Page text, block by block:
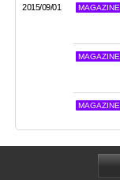
2015/09/01 MAGAZINE
MAGAZINE
MAGAZINE